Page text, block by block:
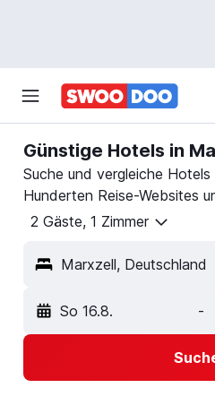
Günstige Hotels in
Suche und vergleiche
Hunderten Reise-Websites
2 Gäste, 1 Zimmer
Marxzell, Deutschland
So 16.8. -